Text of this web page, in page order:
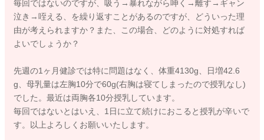
毎回ではないのですが、吸う→暴れながら呻く→離す→ギャン
泣き→咥える、を繰り返すことがあるのですが、どういった理
由が考えられますか？また、この場合、どのように対処すれば
よいでしょうか？
先週の1ヶ月健診では特に問題はなく、体重4130g、日増42.6
g、母乳量は左胸10分で60g(右胸は寝てしまったので授乳なし)
でした。最近は両胸各10分授乳しています。
毎回ではないとはいえ、1日に立て続けにおこると授乳が辛いで
す。以上よろしくお願いいたします。